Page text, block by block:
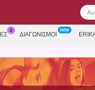
ΔΙΑΓΩΝΙΣΜΟΊ